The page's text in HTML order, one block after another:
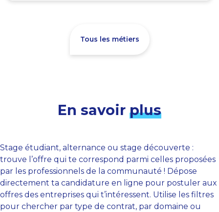
Tous les métiers
En savoir plus
Stage étudiant, alternance ou stage découverte :
trouve l’offre qui te correspond parmi celles proposées
par les professionnels de la communauté ! Dépose
directement ta candidature en ligne pour postuler aux
offres des entreprises qui t’intéressent. Utilise les filtres
pour chercher par type de contrat, par domaine ou